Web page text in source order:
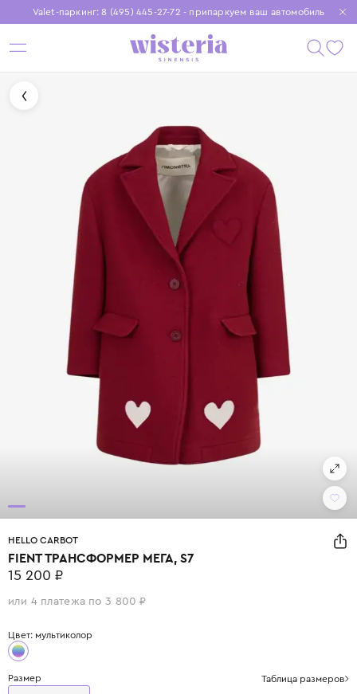
Valet-паркинг: 8 (495) 445-27-72 - припаркуем ваш автомобиль
Бесплатная доставка при заказе от 15 000 ₽
Установите приложение, чтобы покупки были еще удобнее
HELLO CARBOT
FIENT ТРАНСФОРМЕР МЕГА, S7
15 200 ₽
или 4 платежа по 3 800 ₽
Цвет: мультиколор
Размер Таблица размеров